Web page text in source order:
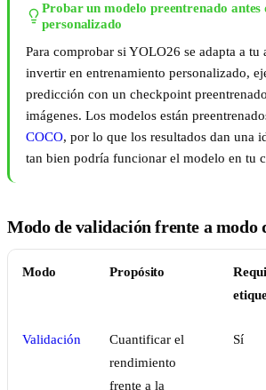
Probar un modelo preentrenado antes
personalizado
Para comprobar si YOLO26 se adapta a tu
invertir en entrenamiento personalizado,
predicción con un checkpoint
imágenes. Los modelos están
COCO, por lo que los resultados dan una
tan bien podría funcionar el modelo en tu
Modo de validación frente a modo
Modo Propósito
Validación
Cuantificar el
rendimiento
frente a la
Sí